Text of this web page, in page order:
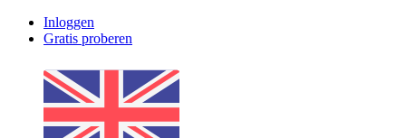
Inloggen
Gratis proberen